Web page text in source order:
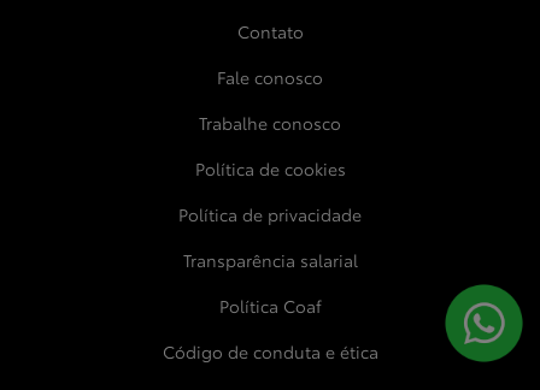
Contato
Fale conosco
Trabalhe conosco
Política de cookies
Política de privacidade
Transparência salarial
Política Coaf
Código de conduta e ética